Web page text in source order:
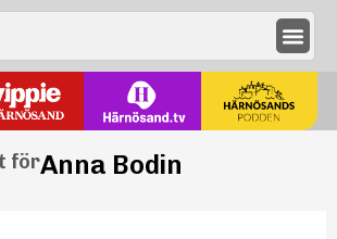
förAnna Bodin